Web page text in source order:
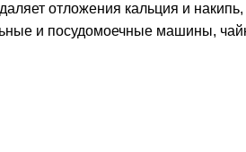
отложения кальция и
и посудомоечные машины,